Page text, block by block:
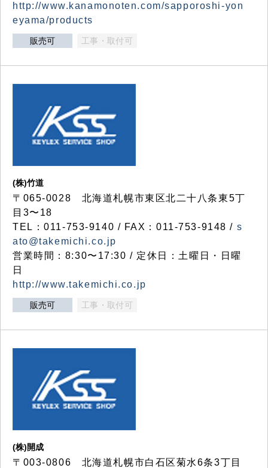
http://www.kanamonoten.com/sapporoshi-yon
eyama/products
販売可 工事・取付可
(株)竹道
〒065-0028 北海道札幌市東区北二十八条東5丁
目3〜18
TEL：011-753-9140 / FAX：011-753-9148 / s
ato@takemichi.co.jp
営業時間：8:30〜17:30 / 定休日：土曜日・日曜
日
http://www.takemichi.co.jp
販売可 工事・取付可
(株)開成
〒003-0806 北海道札幌市白石区菊水6条3丁目